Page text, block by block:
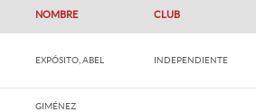
NOMBRE CLUB
EXPÓSITO, ABEL INDEPENDIENTE
GIMÉNEZ